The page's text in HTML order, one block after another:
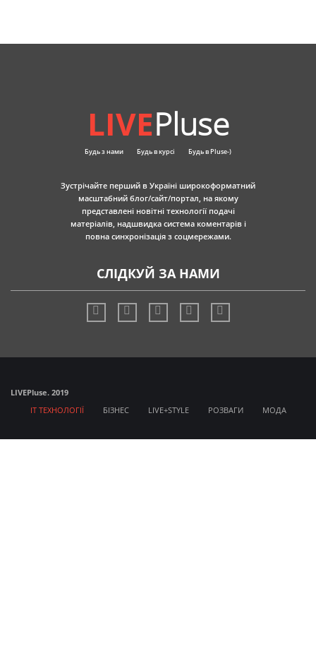
LIVEPluse
Будь з нами Будь в курсі Будь в Pluse-)
Зустрічайте перший в Україні широкоформатний
масштабний блог/сайт/портал, на якому
представлені новітні технології подачі
матеріалів, надшвидка система коментарів і
повна синхронізація з соцмережами.
СЛІДКУЙ ЗА НАМИ
LIVEPluse. 2019
IT ТЕХНОЛОГІЇ
БІЗНЕС LIVE+STYLE РОЗВАГИ МОДА